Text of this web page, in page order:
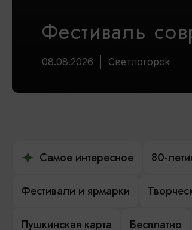
Фестиваль
08.08.2026 Светлогорск
Самое интересное 80-
Фестивали и ярмарки
Пушкинская карта Бесплатно